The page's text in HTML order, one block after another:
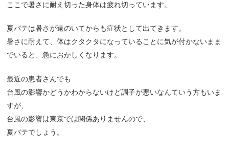
ここで暑さに耐え切った身体は疲れ切っています。
夏バテは暑さが遠のいてからも症状として出てきます。
暑さに耐えて、体はクタクタになっていることに気が付かないまま
でいると、急におかしくなります。
最近の患者さんでも
台風の影響かどうかわからないけど調子が悪いなんていう方もいま
すが、
台風の影響は東京では関係ありませんので、
夏バテでしょう。